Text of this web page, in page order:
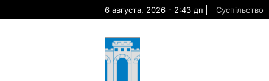
6 августа, 2026 - 2:43 дп Суспільство